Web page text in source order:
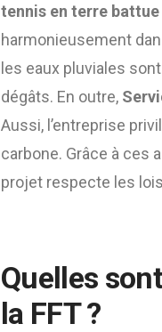
tennis en terre
harmonieusement
les eaux pluviales
dégâts. En outre,
Aussi, l’entreprise
carbone. Grâce à ces
projet respecte les
Quelles
la FFT ?